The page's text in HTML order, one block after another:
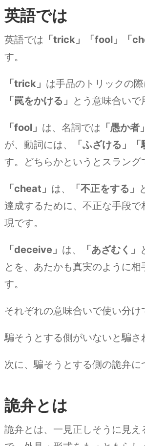
英語では
英語では 「trick」「fool」「
す。
「trick」 は手品のトリックの際
「罠をかける」 とう意味合いで
「fool」 は、名詞では 「愚か
が、動詞には、
「ふざける」
す。どちらかというとスラング
「cheat」 は、 「不正をする」
達成するために、不正な手段
現です。
「deceive」 は、 「あざむく」
とを、あたかも真実のように
す。
それぞれの意味合いで使い分け
騙そうとする側がいないと騙さ
次に、騙そうとする側の詭弁に
詭弁とは
詭弁とは、一見正しそうに見